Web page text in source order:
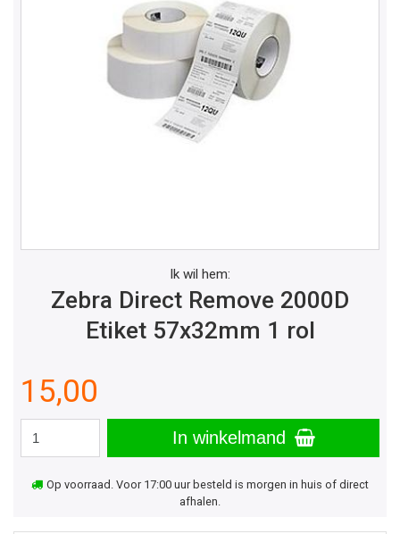
Ik wil hem:
Zebra Direct Remove 2000D
Etiket 57x32mm 1 rol
15,00
In winkelmand
Op voorraad. Voor 17:00 uur besteld is morgen in huis of direct
afhalen.